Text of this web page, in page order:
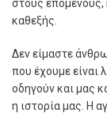
στους επόμενους,
καθεξής.
Δεν είμαστε
που έχουμε είναι
οδηγούν και μας
η ιστορία μας. Η